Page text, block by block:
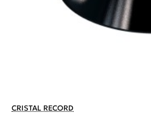
CRISTAL RECORD